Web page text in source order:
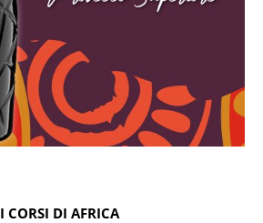
I CORSI DI AFRICA